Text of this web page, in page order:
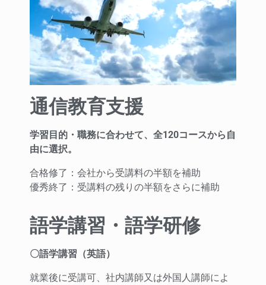
通信教育支援
学習目的・職務に合わせて、全120コースから自
由に選択。
合格修了：会社から受講料の半額を補助
優秀終了：受講料の残りの半額をさらに補助
語学講習・語学研修
〇語学講習（英語）
就業後に受講可、社内講師又は外国人講師によ